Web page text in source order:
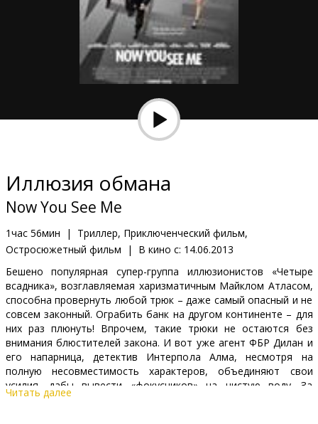
Новости
Подарки
Клуб
Иллюзия обмана
Now You See Me
1час 56мин |
Триллер, Приключенческий фильм,
Остросюжетный фильм
| В кино с: 14.06.2013
Бешено популярная супер-группа иллюзионистов «Четыре
всадника», возглавляемая харизматичным Майклом Атласом,
способна провернуть любой трюк – даже самый опасный и не
совсем законный. Ограбить банк на другом континенте – для
них раз плюнуть! Впрочем, такие трюки не остаются без
внимания блюстителей закона. И вот уже агент ФБР Дилан и
его напарница, детектив Интерпола Алма, несмотря на
полную несовместимость характеров, объединяют свои
усилия, дабы вывести «фокусников» на чистую воду. За
помощью они обращаются к известному разоблачителю
Читать далее